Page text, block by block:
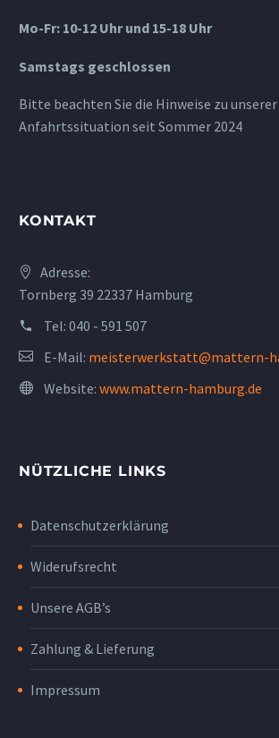
Mo-Fr: 10-12 Uhr und 15-18 Uhr
Samstags geschlossen
Bitte beachten Sie die Hinweise zu
Anfahrtssituation seit Sommer 2024
KONTAKT
Adresse:
Tornberg 39 22337 Hamburg
Tel: 040 - 591 507
E-Mail: meisterwerkstatt@mattern-
Website: www.mattern-hamburg.de
NÜTZLICHE LINKS
Datenschutzerklärung
Widerufsrecht
Unsere AGB’s
Zahlung & Lieferung
Impressum